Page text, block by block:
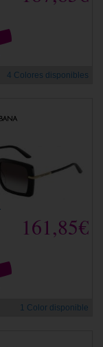
4 Colores disponibles
161,85€
1 Color disponible